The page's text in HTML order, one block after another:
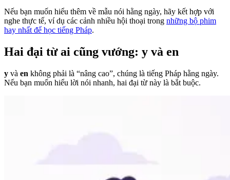
Nếu bạn muốn hiểu thêm về mẫu nói hằng ngày, hãy kết hợp với
nghe thực tế, ví dụ các cảnh nhiều hội thoại trong những bộ phim
hay nhất để học tiếng Pháp.
Hai đại từ ai cũng vướng: y và en
y và en không phải là “nâng cao”, chúng là tiếng Pháp hằng ngày.
Nếu bạn muốn hiểu lời nói nhanh, hai đại từ này là bắt buộc.